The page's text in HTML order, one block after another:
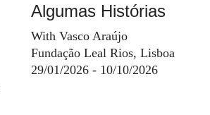
Algumas Histórias
With Vasco Araújo
Fundação Leal Rios, Lisboa
29/01/2026 - 10/10/2026